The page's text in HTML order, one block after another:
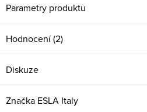
Parametry produktu
Hodnocení (2)
Diskuze
Značka ESLA Italy